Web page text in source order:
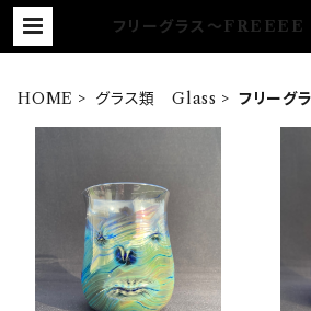
フリーグラス〜
HOME グラス類 Glass フリーグ